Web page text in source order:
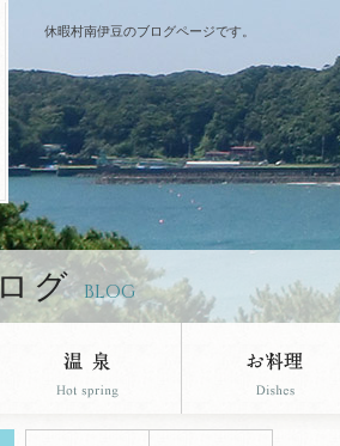
休暇村南伊豆のブログページです。
グ BLOG